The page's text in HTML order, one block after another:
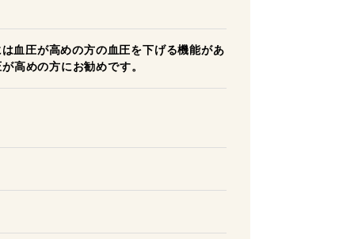
血圧が高めの方の血圧を下げる機能があ
高めの方にお勧めです。